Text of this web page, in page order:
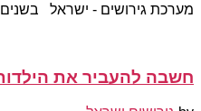
מערכת גירושים - ישראל
חשבה להעביר את